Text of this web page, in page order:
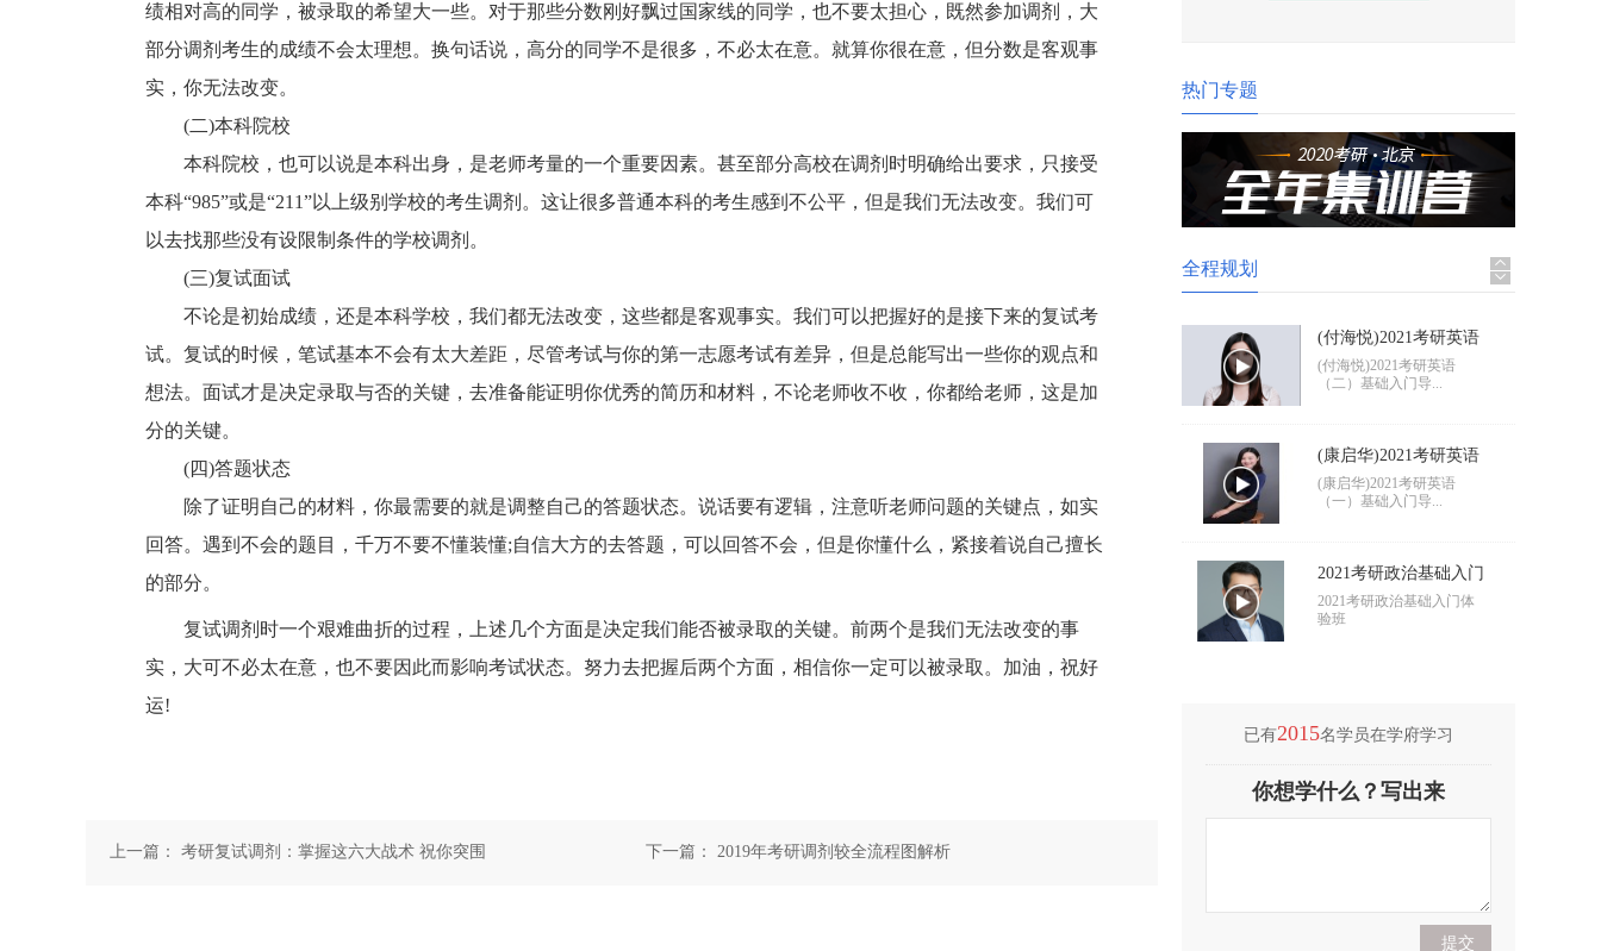
绩相对高的同学，被录取的希望大一些。对于那些分数刚好飘过国家线的同学，也不要太担心，既然参加调剂，大
部分调剂考生的成绩不会太理想。换句话说，高分的同学不是很多，不必太在意。就算你很在意，但分数是客观事
实，你无法改变。
(二)本科院校
本科院校，也可以说是本科出身，是老师考量的一个重要因素。甚至部分高校在调剂时明确给出要求，只接受
本科“985”或是“211”以上级别学校的考生调剂。这让很多普通本科的考生感到不公平，但是我们无法改变。我们可
以去找那些没有设限制条件的学校调剂。
(三)复试面试
不论是初始成绩，还是本科学校，我们都无法改变，这些都是客观事实。我们可以把握好的是接下来的复试考
试。复试的时候，笔试基本不会有太大差距，尽管考试与你的第一志愿考试有差异，但是总能写出一些你的观点和
想法。面试才是决定录取与否的关键，去准备能证明你优秀的简历和材料，不论老师收不收，你都给老师，这是加
分的关键。
(四)答题状态
除了证明自己的材料，你最需要的就是调整自己的答题状态。说话要有逻辑，注意听老师问题的关键点，如实
回答。遇到不会的题目，千万不要不懂装懂;自信大方的去答题，可以回答不会，但是你懂什么，紧接着说自己擅长
的部分。
复试调剂时一个艰难曲折的过程，上述几个方面是决定我们能否被录取的关键。前两个是我们无法改变的事
实，大可不必太在意，也不要因此而影响考试状态。努力去把握后两个方面，相信你一定可以被录取。加油，祝好
运!
上一篇： 考研复试调剂：掌握这六大战术 祝你突围 下一篇： 2019年考研调剂较全流程图解析
热门专题
全程规划
2021考研政治基础入门
导学
2021考研政治基础入门体
验班
(付海悦)2021考研英语
（二）基础入门导学
(付海悦)2021考研英语
（二）基础入门导...
(康启华)2021考研英语
（一）基础入门导学
(康启华)2021考研英语
（一）基础入门导...
2021考研政治基础入门
导学
2021考研政治基础入门体
验班
(付海悦)2021考研英语
（二）基础入门导学
(付海悦)2021考研英语
（二）基础入门导...
（一）基础入门导学
(康启华)2021考研英语
（一）基础入门导...
已有2015名学员在学府学习
你想学什么？写出来